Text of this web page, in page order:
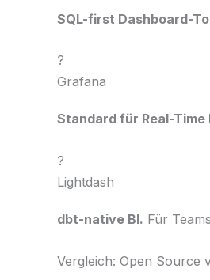
SQL-first Dashboard-
?
Grafana
Standard für Real-
?
Lightdash
dbt-native BI. Für
Vergleich: Open Source